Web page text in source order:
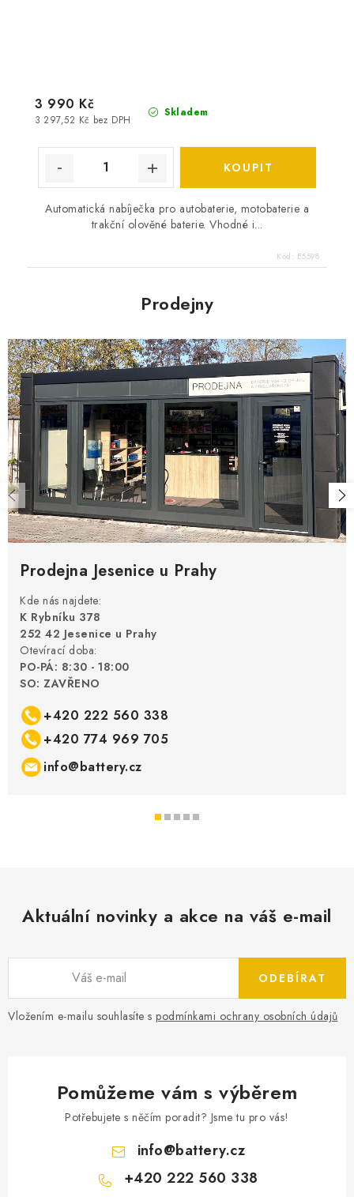
Skladem
3 297,52 Kč bez DPH
3 990 Kč
Automatická nabíječka pro autobaterie, motobaterie a
trakční olověné baterie. Vhodné i...
Kód: E5598
Prodejny
Prodejna Jesenice u Prahy
Kde nás najdete:
K Rybníku 378
252 42 Jesenice u Prahy
Otevírací doba:
PO-PÁ: 8:30 - 18:00
SO: ZAVŘENO
+420 222 560 338
+420 774 969 705
info@battery.cz
Aktuální novinky a akce na váš e-mail
Vložením e-mailu souhlasíte s podmínkami ochrany osobních údajů
ODEBÍRAT
Pomůžeme vám s výběrem
Potřebujete s něčím poradit? Jsme tu pro vás!
info@battery.cz
+420 222 560 338